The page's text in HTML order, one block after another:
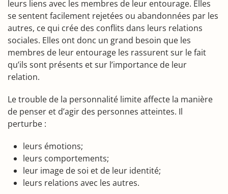
leurs liens avec les membres de leur entourage. Elles
se sentent facilement rejetées ou abandonnées par les
autres, ce qui crée des conflits dans leurs relations
sociales. Elles ont donc un grand besoin que les
membres de leur entourage les rassurent sur le fait
qu’ils sont présents et sur l’importance de leur
relation.
Le trouble de la personnalité limite affecte la manière
de penser et d’agir des personnes atteintes. Il
perturbe :
leurs émotions;
leurs comportements;
leur image de soi et de leur identité;
leurs relations avec les autres.